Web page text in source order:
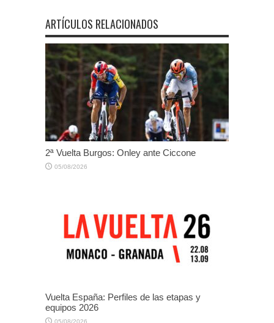
ARTÍCULOS RELACIONADOS
2ª Vuelta Burgos: Onley ante Ciccone
05/08/2026
Vuelta España: Perfiles de las etapas y
equipos 2026
05/08/2026